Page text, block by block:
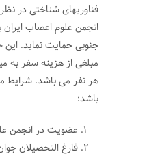
فناوریهای شناختی در
جنوبی حمایت نماید.
مبلغی از هزینه سفر به
هر نفر می باشد. شرایط
باشد:
عضویت در انجمن
فارغ التحصیلان